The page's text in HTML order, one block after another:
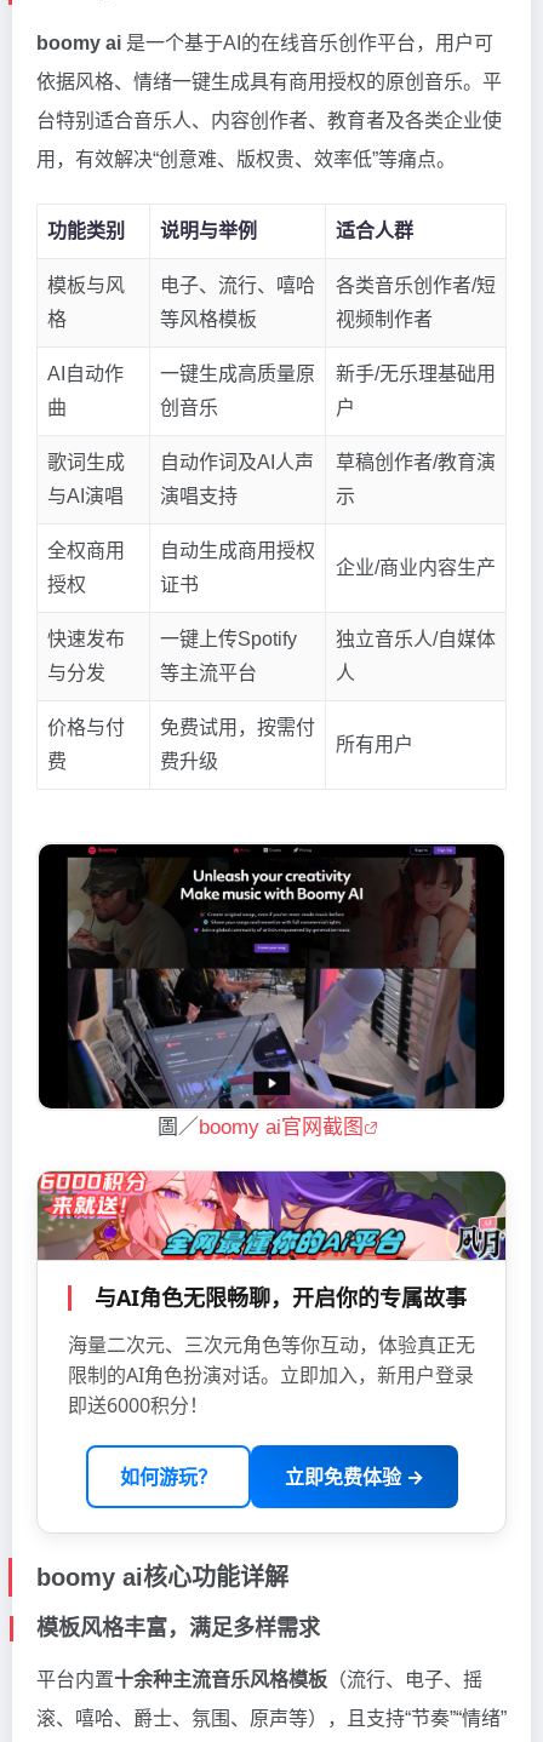
boomy ai 是一个基于AI的在线音乐创作平台，用户可
依据风格、情绪一键生成具有商用授权的原创音乐。平
台特别适合音乐人、内容创作者、教育者及各类企业使
用，有效解决“创意难、版权贵、效率低”等痛点。
功能类别 说明与举例 适合人群
模板与风
格
电子、流行、嘻哈
等风格模板
各类音乐创作者/短
视频制作者
AI自动作
曲
一键生成高质量原
创音乐
新手/无乐理基础用
户
歌词生成
与AI演唱
自动作词及AI人声
演唱支持
草稿创作者/教育演
示
全权商用
授权
自动生成商用授权
证书
企业/商业内容生产
快速发布
与分发
一键上传Spotify
等主流平台
独立音乐人/自媒体
人
价格与付
费
免费试用，按需付
费升级
所有用户
圖／ boomy ai官网截图
与AI角色无限畅聊，开启你的专属故事
海量二次元、三次元角色等你互动，体验真正无
限制的AI角色扮演对话。立即加入，新用户登录
即送6000积分！
如何游玩？ 立即免费体验 →
boomy ai核心功能详解
模板风格丰富，满足多样需求
平台内置十余种主流音乐风格模板 （流行、电子、摇
滚、嘻哈、爵士、氛围、原声等），且支持“节奏”“情绪”